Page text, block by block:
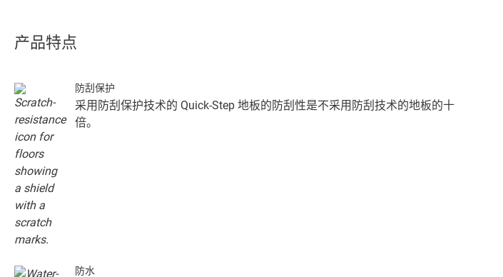
产品特点
防刮保护
采用防刮保护技术的 Quick-Step 地板的防刮性是不采用防刮技术的地板的十
倍。
防水